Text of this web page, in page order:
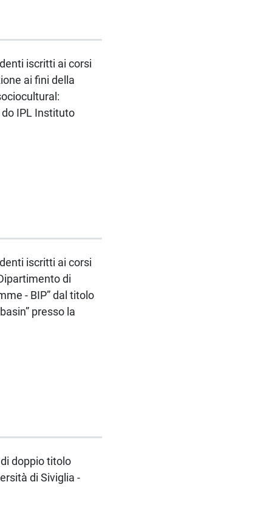
iscritti ai corsi
ai fini della
IPL Instituto
iscritti ai corsi
di
- BIP” dal titolo
presso la
doppio titolo
di Siviglia -